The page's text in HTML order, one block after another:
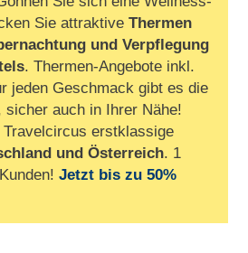
Sie attraktiveThermen
und Verpflegung
. Thermen-Angebote inkl.
jeden Geschmack gibt es die
sicher auch in Ihrer Nähe!
Travelcircus erstklassige
und Österreich. 1
Jetzt bis zu 50%